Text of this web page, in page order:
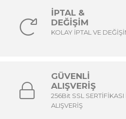
İPTAL &
DEĞİŞİM
KOLAY İPTAL VE
GÜVENLİ
ALIŞVERİŞ
256Bit SSL SERTİFİKASI
ALIŞVERİŞ